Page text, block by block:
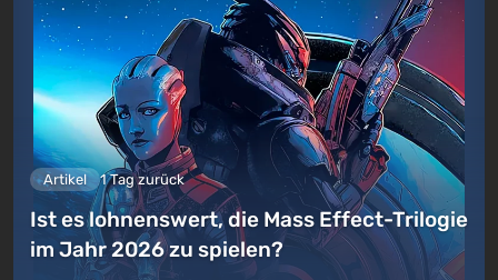
Artikel 1 Tag zurück
Ist es lohnenswert, die Mass Effect-Trilogie
im Jahr 2026 zu spielen?